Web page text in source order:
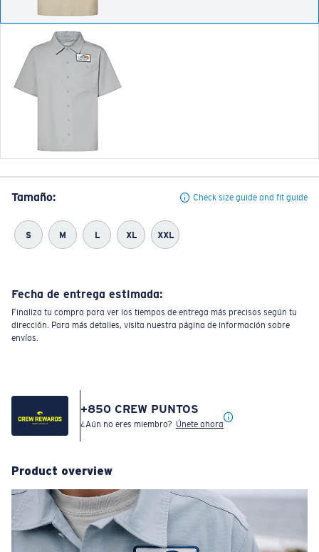
Tamaño: Check size guide and fit guide
S M L XL XXL
Fecha de entrega estimada:
Finaliza tu compra para ver los tiempos de entrega más precisos según tu
dirección. Para más detalles, visita nuestra página de información sobre
envíos.
+850 CREW PUNTOS
¿Aún no eres miembro? Únete ahora
Product overview